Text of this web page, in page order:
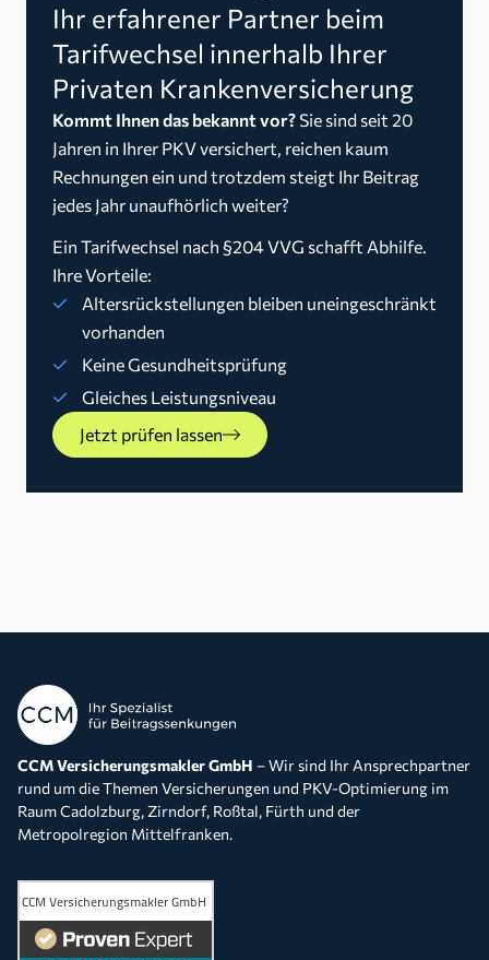
Ihr erfahrener Partner beim
Tarifwechsel innerhalb Ihrer
Privaten Krankenversicherung
Kommt Ihnen das bekannt vor? Sie sind seit 20
Jahren in Ihrer PKV versichert, reichen kaum
Rechnungen ein und trotzdem steigt Ihr Beitrag
jedes Jahr unaufhörlich weiter?
Ein Tarifwechsel nach §204 VVG schafft Abhilfe.
Ihre Vorteile:
Altersrückstellungen bleiben uneingeschränkt
vorhanden
Keine Gesundheitsprüfung
Gleiches Leistungsniveau
Jetzt prüfen lassen
CCM Versicherungsmakler GmbH – Wir sind Ihr Ansprechpartner
rund um die Themen Versicherungen und PKV-Optimierung im
Raum Cadolzburg, Zirndorf, Roßtal, Fürth und der
Metropolregion Mittelfranken.